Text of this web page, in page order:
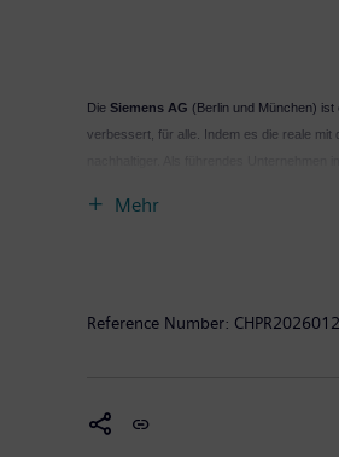
Die Siemens AG (Berlin und München)
verbessert, für alle. Indem es die reale mit
Gesundheitswesen leistet. Für jeden
Mehr
Reference Number: